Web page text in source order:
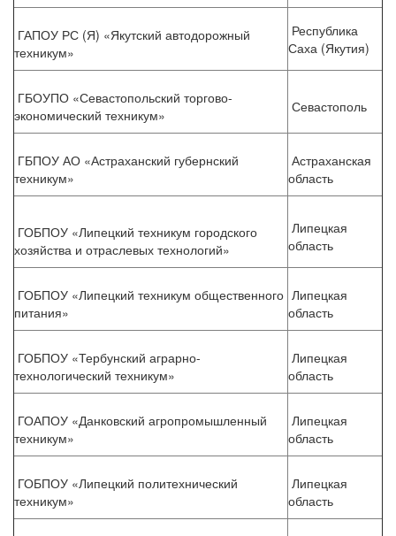
ГАПОУ РС (Я) «Якутский автодорожный
техникум»
Республика
Саха (Якутия)
ГБОУПО «Севастопольский торгово-
экономический техникум»
Севастополь
ГБПОУ АО «Астраханский губернский
техникум»
Астраханская
область
ГОБПОУ «Липецкий техникум городского
хозяйства и отраслевых технологий»
Липецкая
область
ГОБПОУ «Липецкий техникум общественного
питания»
Липецкая
область
ГОБПОУ «Тербунский аграрно-
технологический техникум»
Липецкая
область
ГОАПОУ «Данковский агропромышленный
техникум»
Липецкая
область
ГОБПОУ «Липецкий политехнический
техникум»
Липецкая
область